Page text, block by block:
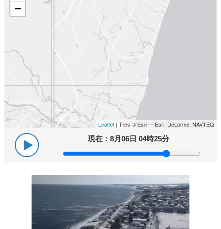
−
Leaflet | Tiles © Esri — Esri, DeLorme, NAVTEQ
現在：8月06日 04時25分